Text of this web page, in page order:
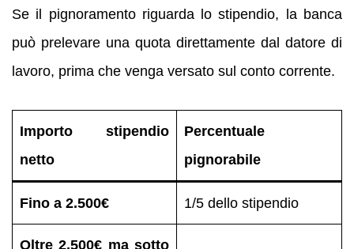
Se il pignoramento riguarda lo stipendio, la banca
può prelevare una quota direttamente dal datore di
lavoro, prima che venga versato sul conto corrente.
Importo stipendio
netto
Percentuale
pignorabile
Fino a 2.500€ 1/5 dello stipendio
Oltre 2.500€ ma sotto